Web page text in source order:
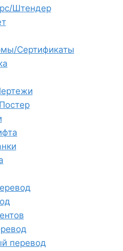
Штендер
Сертификаты
перевод